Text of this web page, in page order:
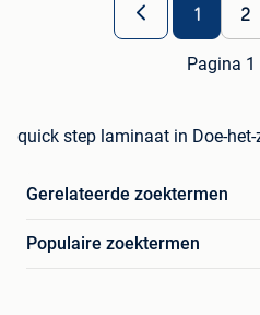
1 2
Pagina 1
quick step laminaat in Doe-
Gerelateerde zoektermen
Populaire zoektermen